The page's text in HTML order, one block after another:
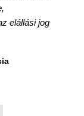
elállási jog